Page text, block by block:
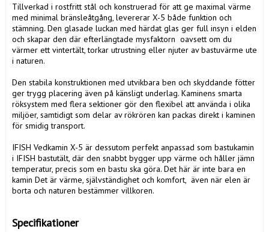
Tillverkad i rostfritt stål och konstruerad för att ge maximal värme
med minimal bränsleåtgång, levererar X-5 både funktion och
stämning. Den glasade luckan med härdat glas ger full insyn i elden
och skapar den där efterlängtade mysfaktorn  oavsett om du
värmer ett vintertält, torkar utrustning eller njuter av bastuvärme ute
i naturen.
Den stabila konstruktionen med utvikbara ben och skyddande fötter
ger trygg placering även på känsligt underlag. Kaminens smarta
röksystem med flera sektioner gör den flexibel att använda i olika
miljöer, samtidigt som delar av rökrören kan packas direkt i kaminen
för smidig transport.
IFISH Vedkamin X-5 är dessutom perfekt anpassad som bastukamin
i IFISH bastutält, där den snabbt bygger upp värme och håller jämn
temperatur, precis som en bastu ska göra. Det här är inte bara en
kamin Det är värme, självständighet och komfort,  även när elen är
borta och naturen bestämmer villkoren.
Specifikationer